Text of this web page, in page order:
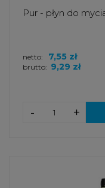
Pur - płyn do
brutto: 9,29 zł
netto: 7,55 zł
+
-